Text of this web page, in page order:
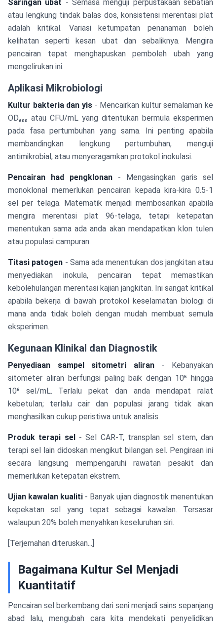
Saringan ubat - Semasa menguji perpustakaan sebatian
atau lengkung tindak balas dos, konsistensi merentasi plat
adalah kritikal. Variasi ketumpatan penanaman boleh
kelihatan seperti kesan ubat dan sebaliknya. Mengira
pencairan tepat menghapuskan pemboleh ubah yang
mengelirukan ini.
Aplikasi Mikrobiologi
Kultur bakteria dan yis- Mencairkan kultur semalaman ke
OD₆₀₀ atau CFU/mL yang ditentukan bermula eksperimen
pada fasa pertumbuhan yang sama. Ini penting apabila
membandingkan lengkung pertumbuhan, menguji
antimikrobial, atau menyeragamkan protokol inokulasi.
Pencairan had pengklonan - Mengasingkan garis sel
monoklonal memerlukan pencairan kepada kira-kira 0.5-1
sel per telaga. Matematik menjadi membosankan apabila
mengira merentasi plat 96-telaga, tetapi ketepatan
menentukan sama ada anda akan mendapatkan klon tulen
atau populasi campuran.
Titasi patogen - Sama ada menentukan dos jangkitan atau
menyediakan inokula, pencairan tepat memastikan
kebolehulangan merentasi kajian jangkitan. Ini sangat kritikal
apabila bekerja di bawah protokol keselamatan biologi di
mana anda tidak boleh dengan mudah membuat semula
eksperimen.
Kegunaan Klinikal dan Diagnostik
Penyediaan sampel sitometri aliran- Kebanyakan
sitometer aliran berfungsi paling baik dengan 10⁵ hingga
10⁶ sel/mL. Terlalu pekat dan anda mendapat ralat
kebetulan; terlalu cair dan populasi jarang tidak akan
menghasilkan cukup peristiwa untuk analisis.
Produk terapi sel
- Sel CAR-T, transplan sel stem, dan
terapi sel lain didoskan mengikut bilangan sel. Pengiraan ini
secara langsung mempengaruhi rawatan pesakit dan
memerlukan ketepatan ekstrem.
Ujian kawalan kualiti - Banyak ujian diagnostik menentukan
kepekatan sel yang tepat sebagai kawalan. Tersasar
walaupun 20% boleh menyahkan keseluruhan siri.
[Terjemahan diteruskan...]
Bagaimana Kultur Sel Menjadi
Kuantitatif
Pencairan sel berkembang dari seni menjadi sains sepanjang
abad lalu, mengubah cara kita mendekati penyelidikan